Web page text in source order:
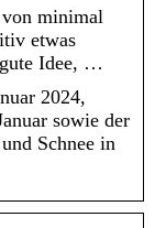
von minimal
etwas
Idee, …
2024,
sowie der
Schnee in